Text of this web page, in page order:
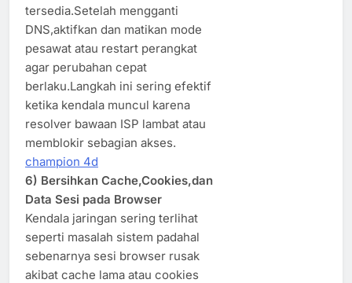
tersedia.Setelah mengganti
DNS,aktifkan dan matikan mode
pesawat atau restart perangkat
agar perubahan cepat
berlaku.Langkah ini sering efektif
ketika kendala muncul karena
resolver bawaan ISP lambat atau
memblokir sebagian akses.
champion 4d
6) Bersihkan Cache,Cookies,dan
Data Sesi pada Browser
Kendala jaringan sering terlihat
seperti masalah sistem padahal
sebenarnya sesi browser rusak
akibat cache lama atau cookies